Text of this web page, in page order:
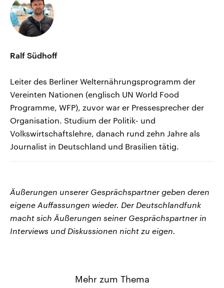
Ralf Südhoff
Leiter des Berliner Welternährungsprogramm der
Vereinten Nationen (englisch UN World Food
Programme, WFP), zuvor war er Pressesprecher der
Organisation. Studium der Politik- und
Volkswirtschaftslehre, danach rund zehn Jahre als
Journalist in Deutschland und Brasilien tätig.
Äußerungen unserer Gesprächspartner geben deren
eigene Auffassungen wieder. Der Deutschlandfunk
macht sich Äußerungen seiner Gesprächspartner in
Interviews und Diskussionen nicht zu eigen.
Mehr zum Thema